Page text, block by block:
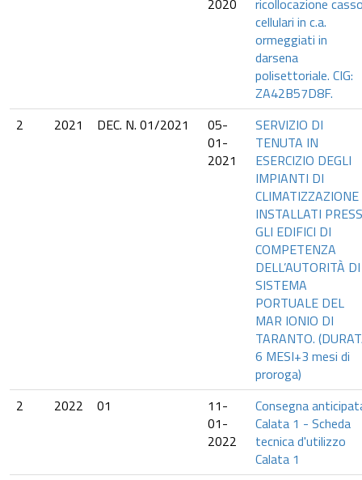
2020
ricollocazione
cellulari in c.a.
ormeggiati in
darsena
polisettoriale. CIG:
ZA42B57D8F.
2
2021 DEC. N. 01/2021
05-
01-
2021
SERVIZIO DI
TENUTA IN
ESERCIZIO DEGLI
IMPIANTI DI
CLIMATIZZAZIONE
INSTALLATI
GLI EDIFICI DI
COMPETENZA
DELL’AUTORITÀ DI
SISTEMA
PORTUALE DEL
MAR IONIO DI
TARANTO.
6 MESI+3 mesi di
proroga)
2
2022 01
11-
01-
2022
Consegna
Calata 1 - Scheda
tecnica d'utilizzo
Calata 1